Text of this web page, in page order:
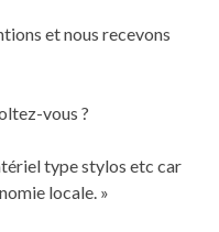
et nous recevons
vous ?
type stylos etc car
locale. »